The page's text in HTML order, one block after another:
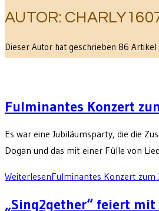
AUTOR:
Dieser Autor hat geschrieben 86 Artikel
Fulminantes Konzert
Es war eine Jubiläumsparty, die die
Dogan und das mit einer Fülle von
WeiterlesenFulminantes Konzert
„Sing2gether“ feiert mit